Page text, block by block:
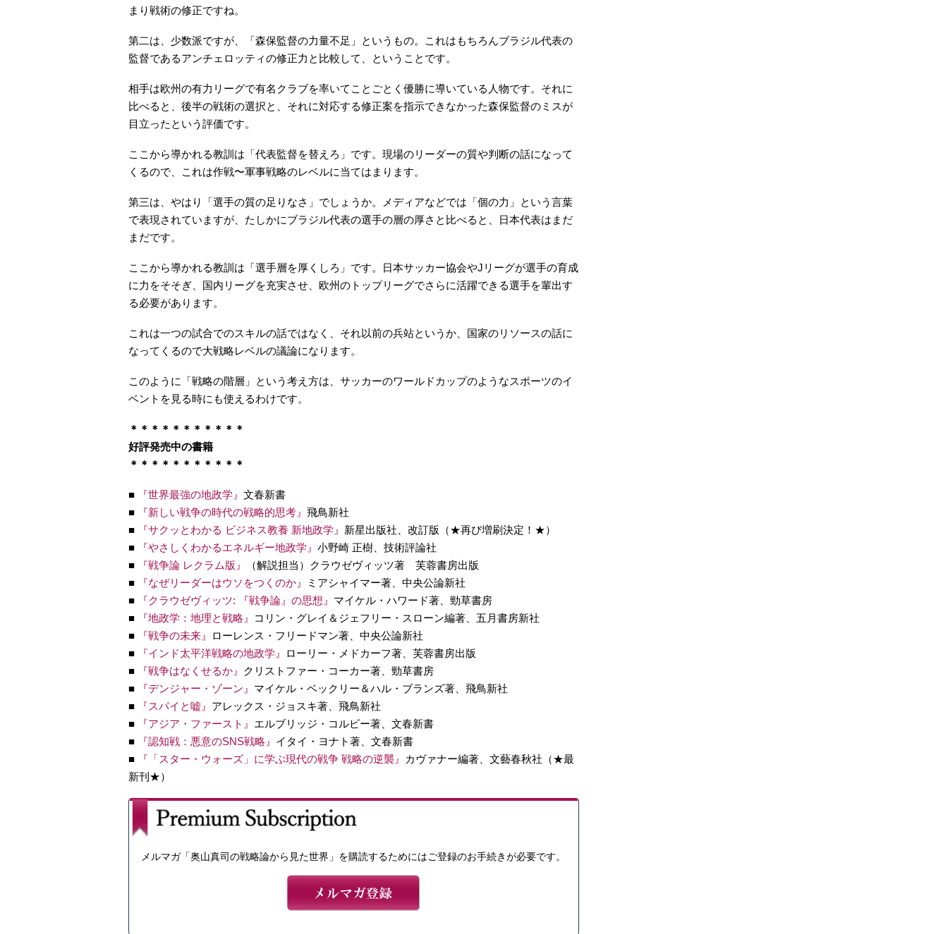
まり戦術の修正ですね。
第二は、少数派ですが、「森保監督の力量不足」というもの。これはもちろんブラジル代表の
監督であるアンチェロッティの修正力と比較して、ということです。
相手は欧州の有力リーグで有名クラブを率いてことごとく優勝に導いている人物です。それに
比べると、後半の戦術の選択と、それに対応する修正案を指示できなかった森保監督のミスが
目立ったという評価です。
ここから導かれる教訓は「代表監督を替えろ」です。現場のリーダーの質や判断の話になって
くるので、これは作戦〜軍事戦略のレベルに当てはまります。
第三は、やはり「選手の質の足りなさ」でしょうか。メディアなどでは「個の力」という言葉
で表現されていますが、たしかにブラジル代表の選手の層の厚さと比べると、日本代表はまだ
まだです。
ここから導かれる教訓は「選手層を厚くしろ」です。日本サッカー協会やJリーグが選手の育成
に力をそそぎ、国内リーグを充実させ、欧州のトップリーグでさらに活躍できる選手を輩出す
る必要があります。
これは一つの試合でのスキルの話ではなく、それ以前の兵站というか、国家のリソースの話に
なってくるので大戦略レベルの議論になります。
このように「戦略の階層」という考え方は、サッカーのワールドカップのようなスポーツのイ
ベントを見る時にも使えるわけです。
＊＊＊＊＊＊＊＊＊＊＊
好評発売中の書籍
＊＊＊＊＊＊＊＊＊＊＊
■ 『世界最強の地政学』 文春新書
■
『新しい戦争の時代の戦略的思考』 飛鳥新社
■
『サクッとわかる ビジネス教養 新地政学』 新星出版社、改訂版（★再び増刷決定！★）
■
『やさしくわかるエネルギー地政学』 小野崎 正樹、技術評論社
■
『戦争論 レクラム版』
（解説担当）クラウゼヴィッツ著 芙蓉書房出版
■
『なぜリーダーはウソをつくのか』
ミアシャイマー著、中央公論新社
■
『クラウゼヴィッツ: 『戦争論』の思想』 マイケル・ハワード著、勁草書房
■
『地政学：地理と戦略』
コリン・グレイ＆ジェフリー・スローン編著、五月書房新社
■
『戦争の未来』
ローレンス・フリードマン著、中央公論新社
■
『インド太平洋戦略の地政学』
ローリー・メドカーフ著、芙蓉書房出版
■
『戦争はなくせるか』 クリストファー・コーカー著、勁草書房
■
『デンジャー・ゾーン』 マイケル・ベックリー＆ハル・ブランズ著、飛鳥新社
■
『スパイと嘘』 アレックス・ジョスキ著、飛鳥新社
■
『アジア・ファースト』 エルブリッジ・コルビー著、文春新書
■
『認知戦：悪意のSNS戦略』 イタイ・ヨナト著、文春新書
■
『「スター・ウォーズ」 に学ぶ現代の戦争 戦略の逆襲』
カヴァナー編著、文藝春秋社（★最
新刊★）
メルマガ「奥山真司の戦略論から見た世界」を購読するためにはご登録のお手続きが必要です。